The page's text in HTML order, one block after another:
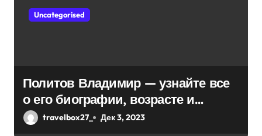
Uncategorised
Политов Владимир — узнайте все
о его биографии, возрасте и
впечатляющих достижениях!
travelbox27_ Дек 3, 2023